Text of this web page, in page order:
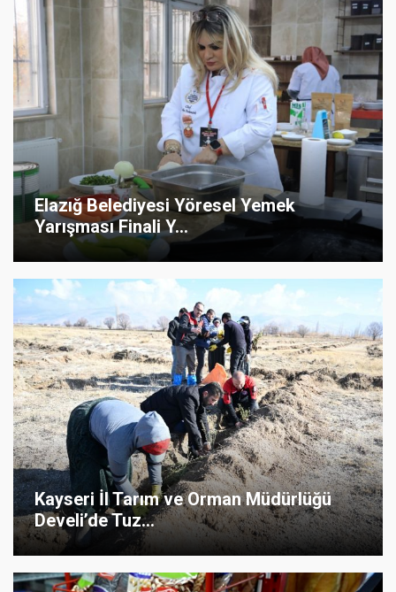
Elazığ Belediyesi Yöresel Yemek
Yarışması Finali Y...
Kayseri İl Tarım ve Orman Müdürlüğü
Develi’de Tuz...